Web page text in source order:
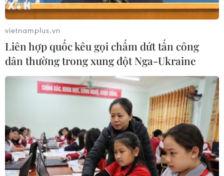
TIN CÙNG CHUYÊN MỤC
vietnamplus.vn
Liên hợp quốc kêu gọi chấm dứt tấn công
dân thường trong xung đột Nga-Ukraine